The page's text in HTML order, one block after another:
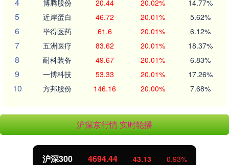
博腾股份 20.44 20.02% 14.77%
5 近岸蛋白 46.72 20.01% 5.62%
6 毕得医药 61.6 20.01% 6.12%
7 五洲医疗 83.62 20.01% 18.37%
8 耐科装备 49.67 20.01% 6.83%
9 一博科技 53.33 20.01% 17.26%
10 方邦股份 146.16 20.00% 7.68%
沪深京行情 实时轮播
沪深300 4694.44 43.13 0.93%